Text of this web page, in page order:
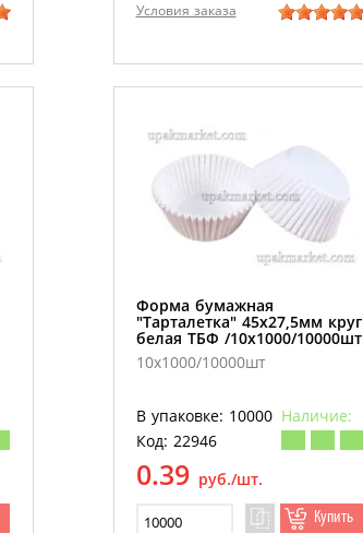
Условия заказа
Форма бумажная
"Тарталетка" 45х27,5мм круг
белая ТБФ /10х1000/10000шт
10х1000/10000шт
В упаковке: 10000 Наличие:
Код: 22946
0.39 руб./шт.
Купить